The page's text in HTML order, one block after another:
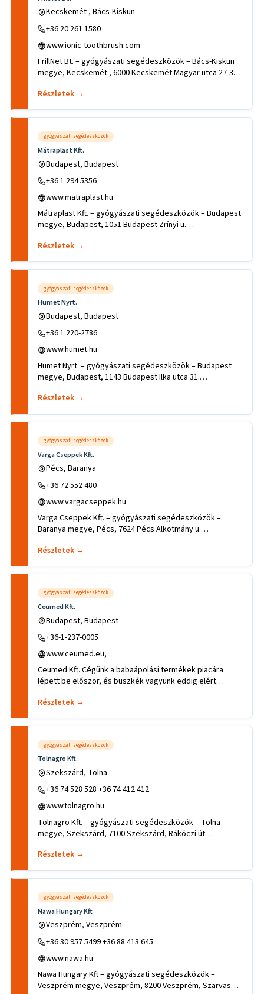
Kecskemét , Bács-Kiskun
+36 20 261 1580
www.ionic-toothbrush.com
FrillNet Bt. – gyógyászati segédeszközök – Bács-Kiskun
megye, Kecskemét , 6000 Kecskemét Magyar utca 27-31.
Részletek →
gyógyászati segédeszközök
Mátraplast Kft.
Budapest, Budapest
+36 1 294 5356
www.matraplast.hu
Mátraplast Kft. – gyógyászati segédeszközök – Budapest
megye, Budapest, 1051 Budapest Zrínyi u.
Részletek →
gyógyászati segédeszközök
Humet Nyrt.
Budapest, Budapest
+36 1 220-2786
www.humet.hu
Humet Nyrt. – gyógyászati segédeszközök – Budapest
megye, Budapest, 1143 Budapest Ilka utca 31.
Részletek →
gyógyászati segédeszközök
Varga Cseppek Kft.
Pécs, Baranya
+36 72 552 480
www.vargacseppek.hu
Varga Cseppek Kft. – gyógyászati segédeszközök –
Baranya megye, Pécs, 7624 Pécs Alkotmány u.
Részletek →
gyógyászati segédeszközök
Ceumed Kft.
Budapest, Budapest
+36-1-237-0005
www.ceumed.eu,
Ceumed Kft. Cégünk a babaápolási termékek piacára
lépett be először, és büszkék vagyunk eddig elért
Részletek →
gyógyászati segédeszközök
Tolnagro Kft.
Szekszárd, Tolna
+36 74 528 528 +36 74 412 412
www.tolnagro.hu
Tolnagro Kft. – gyógyászati segédeszközök – Tolna
megye, Szekszárd, 7100 Szekszárd, Rákóczi út
Részletek →
gyógyászati segédeszközök
Nawa Hungary Kft
Veszprém, Veszprém
+36 30 957 5499 +36 88 413 645
www.nawa.hu
Nawa Hungary Kft – gyógyászati segédeszközök –
Veszprém megye, Veszprém, 8200 Veszprém, Szarvas